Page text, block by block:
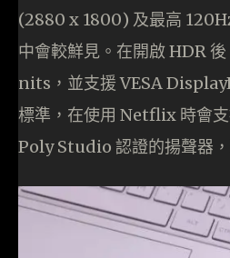
(2880 x 1800) 及最高
中會較鮮見。在開啟 HDR
nits，並支援 VESA
標準，在使用 Netflix 時會
Poly Studio 認證的揚聲器，